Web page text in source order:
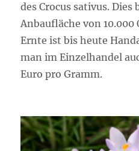
des Crocus sativus. Dies
Anbaufläche von 10.000
Ernte ist bis heute
man im Einzelhandel
Euro pro Gramm.